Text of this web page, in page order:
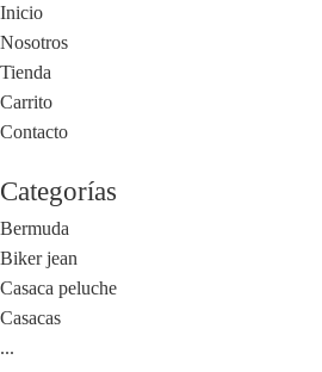
Inicio
Nosotros
Tienda
Carrito
Contacto
Categorías
Bermuda
Biker jean
Casaca peluche
Casacas
...